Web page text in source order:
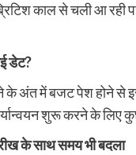
काल से चली आ रही
डेट?
के अंत में बजट पेश होने से इसे
शुरू करने के लिए
के साथ समय भी बदला